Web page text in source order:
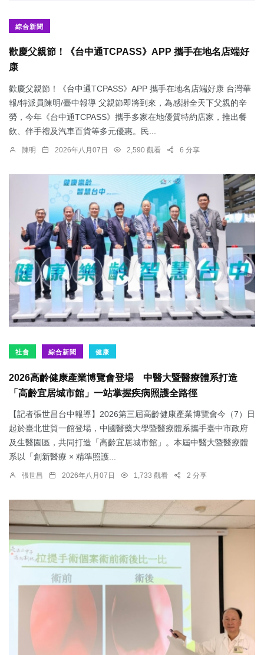
綜合新聞
歡慶父親節！《台中通TCPASS》APP 攜手在地名店端好
康
歡慶父親節！《台中通TCPASS》APP 攜手在地名店端好康 台灣華
報/特派員陳明/臺中報導 父親節即將到來，為感謝全天下父親的辛
勞，今年《台中通TCPASS》攜手多家在地優質特約店家，推出餐
飲、伴手禮及汽車百貨等多元優惠。民...
陳明 2026年八月07日 2,590 觀看 6 分享
社會 綜合新聞 健康
2026高齡健康產業博覽會登場 中醫大暨醫療體系打造
「高齡宜居城市館」一站掌握疾病照護全路徑
【記者張世昌台中報導】2026第三屆高齡健康產業博覽會今（7）日
起於臺北世貿一館登場，中國醫藥大學暨醫療體系攜手臺中市政府
及生醫園區，共同打造「高齡宜居城市館」。本屆中醫大暨醫療體
系以「創新醫療 × 精準照護...
張世昌 2026年八月07日 1,733 觀看 2 分享